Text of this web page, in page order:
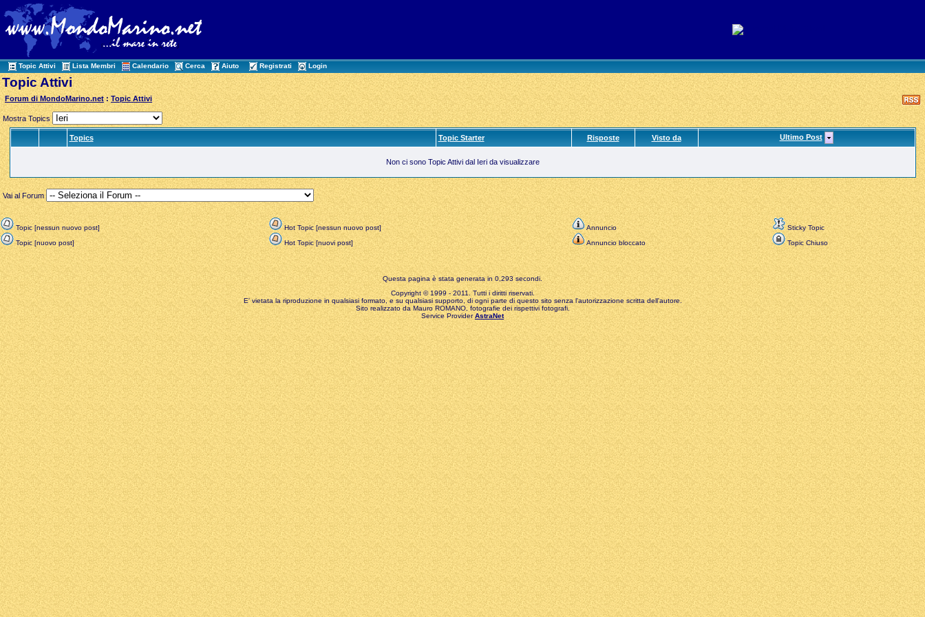
Topic Attivi Lista Membri Calendario Cerca Aiuto Registrati Login
Topic Attivi
Forum di MondoMarino.net :Topic Attivi
Mostra Topics
Topics Topic Starter Risposte Visto da Ultimo Post
Non ci sono Topic Attivi dal Ieri da visualizzare
Vai al Forum
Topic [nessun nuovo post] Hot Topic [nessun nuovo post] Annuncio
Sticky Topic
Topic [nuovo post]
Hot Topic [nuovi post] Annuncio bloccato Topic Chiuso
Questa pagina è stata generata in 0,293 secondi.
Copyright © 1999 - 2011. Tutti i diritti riservati.
E' vietata la riproduzione in qualsiasi formato, e su qualsiasi supporto, di ogni parte di questo sito senza l'autorizzazione scritta dell'autore.
Sito realizzato da Mauro ROMANO, fotografie dei rispettivi fotografi.
Service ProviderAstraNet